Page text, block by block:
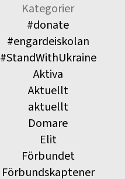
Kategorier
#donate
#engardeiskolan
#StandWithUkraine
Aktiva
Aktuellt
aktuellt
Domare
Elit
Förbundet
Förbundskaptener